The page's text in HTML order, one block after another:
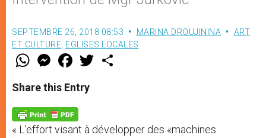
SEPTEMBRE 26, 2018 08:53 MARINA DROUJININA
ART
ET CULTURE EGLISES LOCALES
W
t
s
p
p
M
e
s
e
g
e
r
F
a
e
b
o
k
w
Share this Entry
« L’effort visant à développer des «machines